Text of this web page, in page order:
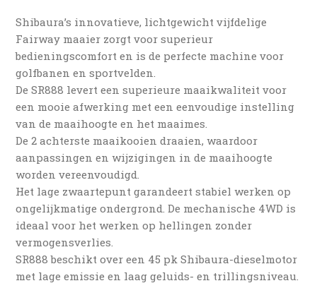
Shibaura’s innovatieve, lichtgewicht vijfdelige
Fairway maaier zorgt voor superieur
bedieningscomfort en is de perfecte machine voor
golfbanen en sportvelden.
De SR888 levert een superieure maaikwaliteit voor
een mooie afwerking met een eenvoudige instelling
van de maaihoogte en het maaimes.
De 2 achterste maaikooien draaien, waardoor
aanpassingen en wijzigingen in de maaihoogte
worden vereenvoudigd.
Het lage zwaartepunt garandeert stabiel werken op
ongelijkmatige ondergrond. De mechanische 4WD is
ideaal voor het werken op hellingen zonder
vermogensverlies.
SR888 beschikt over een 45 pk Shibaura-dieselmotor
met lage emissie en laag geluids- en trillingsniveau.